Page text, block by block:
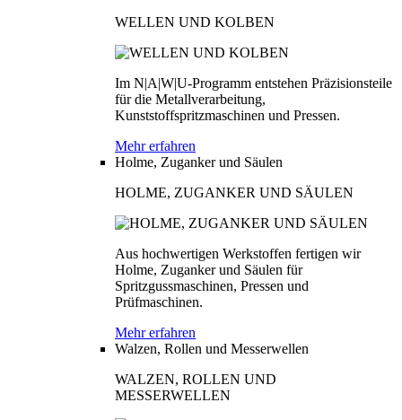
WELLEN UND KOLBEN
Im N|A|W|U-Programm entstehen Präzisionsteile
für die Metallverarbeitung,
Kunststoffspritzmaschinen und Pressen.
Mehr erfahren
Holme, Zuganker und Säulen
HOLME, ZUGANKER UND SÄULEN
Aus hochwertigen Werkstoffen fertigen wir
Holme, Zuganker und Säulen für
Spritzgussmaschinen, Pressen und
Prüfmaschinen.
Mehr erfahren
Walzen, Rollen und Messerwellen
WALZEN, ROLLEN UND
MESSERWELLEN